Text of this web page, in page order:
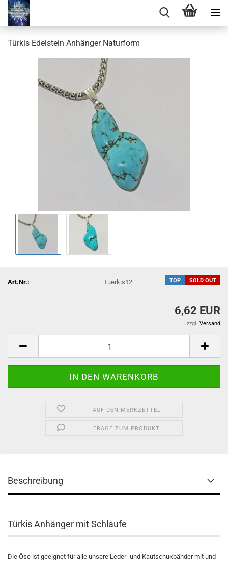
Türkis Edelstein Anhänger Naturform
TOP SOLD OUT
Art.Nr.: Tuerkis12
6,62 EUR
zzgl. Versand
AUF DEN MERKZETTEL
FRAGE ZUM PRODUKT
Beschreibung
Türkis Anhänger mit Schlaufe
Die Öse ist geeignet für alle unsere Leder- und Kautschukbänder mit und